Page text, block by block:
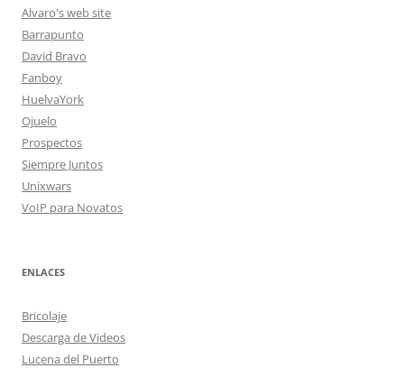
Alvaro's web site
Barrapunto
David Bravo
Fanboy
HuelvaYork
Ojuelo
Prospectos
Siempre Juntos
Unixwars
VoIP para Novatos
ENLACES
Bricolaje
Descarga de Videos
Lucena del Puerto